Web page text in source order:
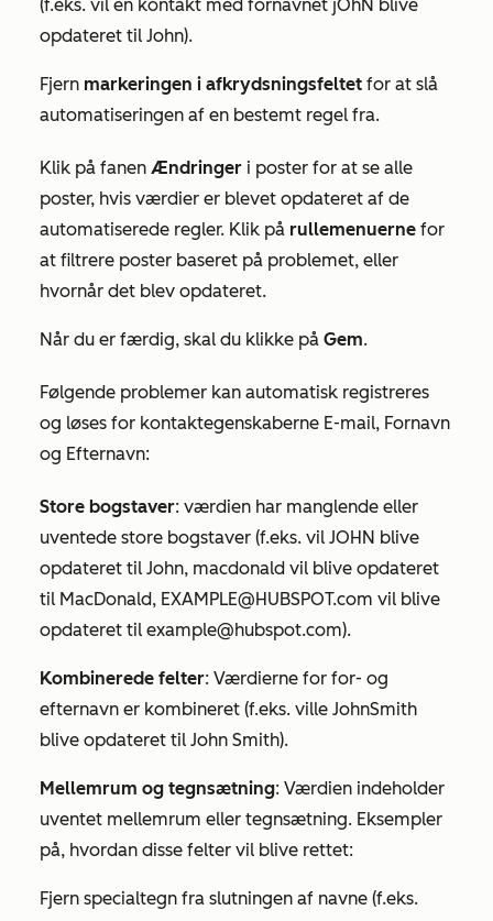
(f.eks. vil en kontakt med fornavnet jOhN blive
opdateret til John).
Fjern markeringen i afkrydsningsfeltet for at slå
automatiseringen af en bestemt regel fra.
Klik på fanen Ændringer i poster for at se alle
poster, hvis værdier er blevet opdateret af de
automatiserede regler. Klik på rullemenuerne for
at filtrere poster baseret på problemet, eller
hvornår det blev opdateret.
Når du er færdig, skal du klikke på Gem.
Følgende problemer kan automatisk registreres
og løses for kontaktegenskaberne E-mail, Fornavn
og Efternavn:
Store bogstaver: værdien har manglende eller
uventede store bogstaver (f.eks. vil JOHN blive
opdateret til John, macdonald vil blive opdateret
til MacDonald, EXAMPLE@HUBSPOT.com vil blive
opdateret til example@hubspot.com).
Kombinerede felter: Værdierne for for- og
efternavn er kombineret (f.eks. ville JohnSmith
blive opdateret til John Smith).
Mellemrum og tegnsætning: Værdien indeholder
uventet mellemrum eller tegnsætning. Eksempler
på, hvordan disse felter vil blive rettet:
Fjern specialtegn fra slutningen af navne (f.eks.